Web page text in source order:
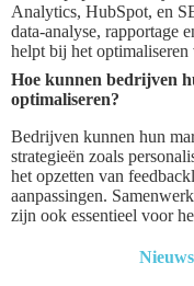
Analytics, HubSpot, en
data-analyse, rapportage
helpt bij het optimaliseren
Hoe kunnen bedrijven
optimaliseren?
Bedrijven kunnen hun
strategieën zoals
het opzetten van
aanpassingen.
zijn ook essentieel voor